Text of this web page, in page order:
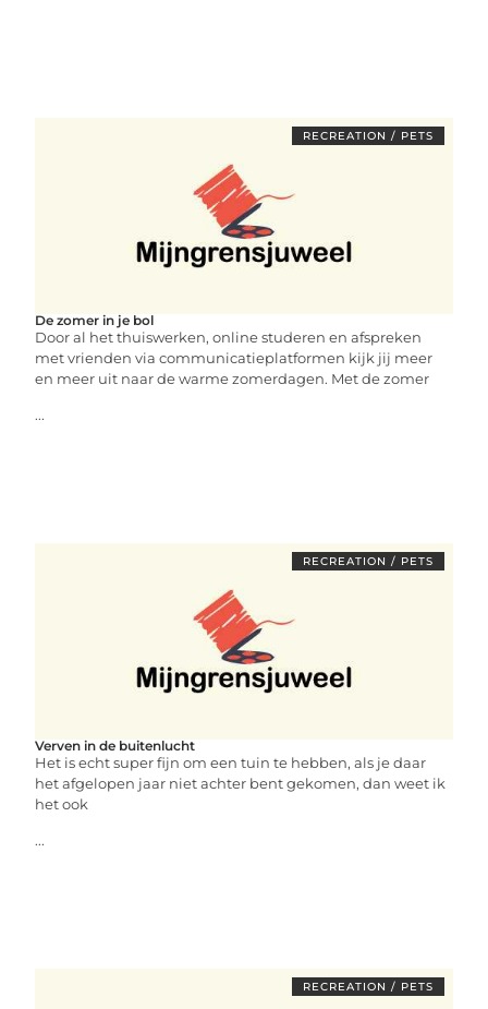
RECREATION / PETS
De zomer in je bol
Door al het thuiswerken, online studeren en afspreken
met vrienden via communicatieplatformen kijk jij meer
en meer uit naar de warme zomerdagen. Met de zomer
...
RECREATION / PETS
Verven in de buitenlucht
Het is echt super fijn om een tuin te hebben, als je daar
het afgelopen jaar niet achter bent gekomen, dan weet ik
het ook
...
RECREATION / PETS